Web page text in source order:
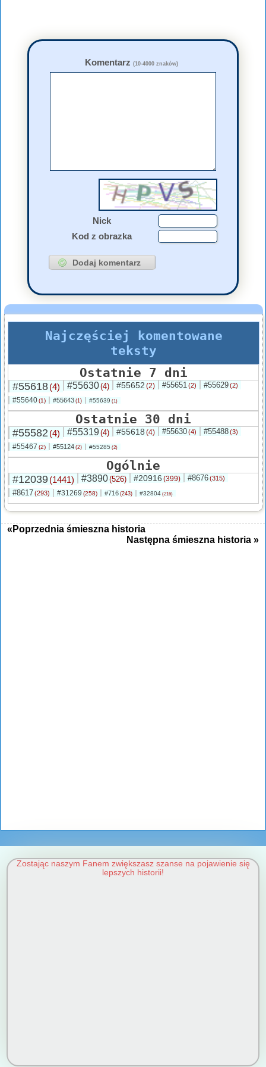
Komentarz (10-4000 znaków)
Nick
Kod z obrazka
Najczęściej komentowane
teksty
Ostatnie 7 dni
#55618(4) #55630(4) #55652 (2) #55651(2) #55629(2)
#55640(1) #55643 (1) #55639 (1)
Ostatnie 30 dni
#55582 (4) #55319(4) #55618 (4) #55630(4) #55488(3)
#55467 (2) #55124 (2) #55285 (2)
Ogólnie
#12039(1441) #3890(526) #20916 (399) #8676(315)
#8617(293) #31269 (258) #716 (243) #32804 (216)
«Poprzednia śmieszna historia
Następna śmieszna historia »
Zostając naszym Fanem zwiększasz szanse na pojawienie się
lepszych historii!